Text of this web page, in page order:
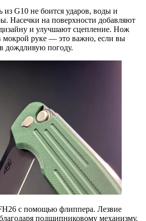
из G10 не боится ударов, воды и
Насечки на поверхности добавляют
и улучшают сцепление. Нож
мокрой руке — это важно, если вы
дождливую погоду.
с помощью флиппера. Лезвие
подшипниковому механизму.